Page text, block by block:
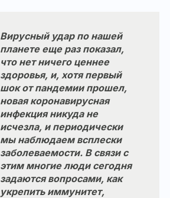
Вирусный удар по нашей
планете еще раз показал,
что нет ничего ценнее
здоровья, и, хотя первый
шок от пандемии прошел,
новая коронавирусная
инфекция никуда не
исчезла, и периодически
мы наблюдаем всплески
заболеваемости. В связи с
этим многие люди сегодня
задаются вопросами, как
укрепить иммунитет,